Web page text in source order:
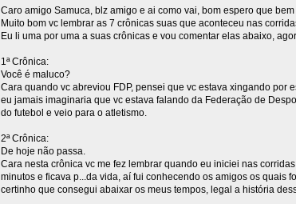
Caro amigo Samuca, blz amigo e ai como vai, bom espero que
Muito bom vc lembrar as 7 crônicas suas que aconteceu nas
Eu li uma por uma a suas crônicas e vou comentar elas abaixo,
1ª Crônica:
Você é maluco?
Cara quando vc abreviou FDP, pensei que vc estava xingando por
eu jamais imaginaria que vc estava falando da Federação de
do futebol e veio para o atletismo.
2ª Crônica:
De hoje não passa.
Cara nesta crônica vc me fez lembrar quando eu iniciei nas
minutos e ficava p...da vida, aí fui conhecendo os amigos os quais
certinho que consegui abaixar os meus tempos, legal a história